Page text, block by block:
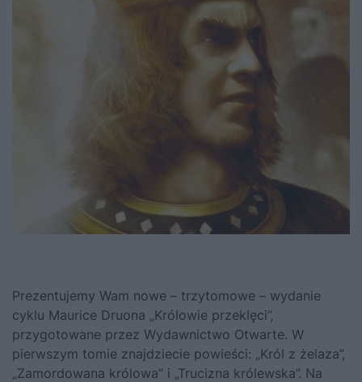
Prezentujemy Wam nowe – trzytomowe – wydanie
cyklu Maurice Druona „Królowie przeklęci”,
przygotowane przez Wydawnictwo Otwarte. W
pierwszym tomie znajdziecie powieści: „Król z żelaza”,
„Zamordowana królowa” i „Trucizna królewska”. Na